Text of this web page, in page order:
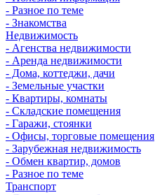
- Разное по теме
- Знакомства
Недвижимость
- Агенства недвижимости
- Аренда недвижимости
- Дома, коттеджи, дачи
- Земельные участки
- Квартиры, комнаты
- Складские помещения
- Гаражи, стоянки
- Офисы, торговые помещения
- Зарубежная недвижимость
- Обмен квартир, домов
- Разное по теме
Транспорт